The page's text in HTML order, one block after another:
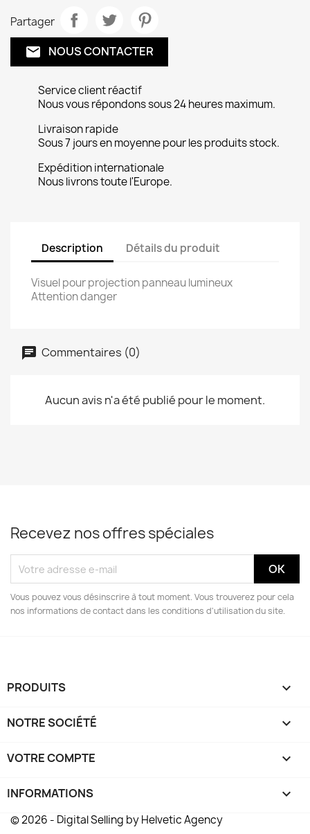
Partager
email NOUS CONTACTER
Service client réactif
Nous vous répondons sous 24 heures maximum.
Livraison rapide
Sous 7 jours en moyenne pour les produits stock.
Expédition internationale
Nous livrons toute l'Europe.
Description Détails du produit
Visuel pour projection panneau lumineux
Attention danger
Commentaires (0)
Aucun avis n'a été publié pour le moment.
Recevez nos offres spéciales
Vous pouvez vous désinscrire à tout moment. Vous trouverez pour cela
nos informations de contact dans les conditions d'utilisation du site.
PRODUITS 
NOTRE SOCIÉTÉ 
VOTRE COMPTE 
INFORMATIONS keyboard_arrow_down
© 2026 - Digital Selling by Helvetic Agency